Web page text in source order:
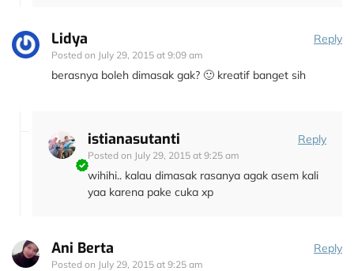
Lidya
Posted on July 29, 2015 at 9:09 am
Reply
berasnya boleh dimasak gak? 🙂 kreatif banget sih
istianasutanti
Posted on July 29, 2015 at 9:25 am
Reply
wihihi.. kalau dimasak rasanya agak asem kali
yaa karena pake cuka xp
Ani Berta
Posted on July 29, 2015 at 9:25 am
Reply